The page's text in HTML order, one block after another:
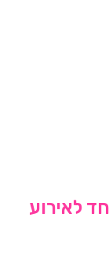
לאירוע